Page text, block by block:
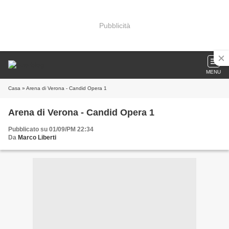
Pubblicità
MENU
Casa » Arena di Verona - Candid Opera 1
Arena di Verona - Candid Opera 1
Pubblicato su 01/09/PM 22:34
Da Marco Liberti